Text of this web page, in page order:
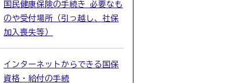
国民健康保険の手続き 必要なも
のや受付場所（引っ越し、社保
加入喪失等）
インターネットからできる国保
資格・給付の手続